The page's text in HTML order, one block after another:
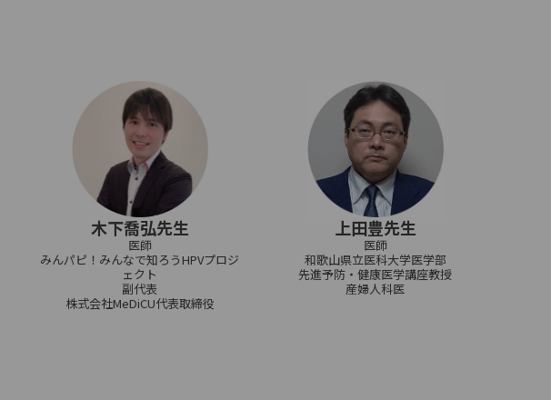
木下喬弘先生
医師
みんパピ！みんなで知ろうHPVプロジ
ェクト
副代表
株式会社MeDiCU代表取締役
上田豊先生
医師
和歌山県立医科大学医学部
先進予防・健康医学講座教授
産婦人科医